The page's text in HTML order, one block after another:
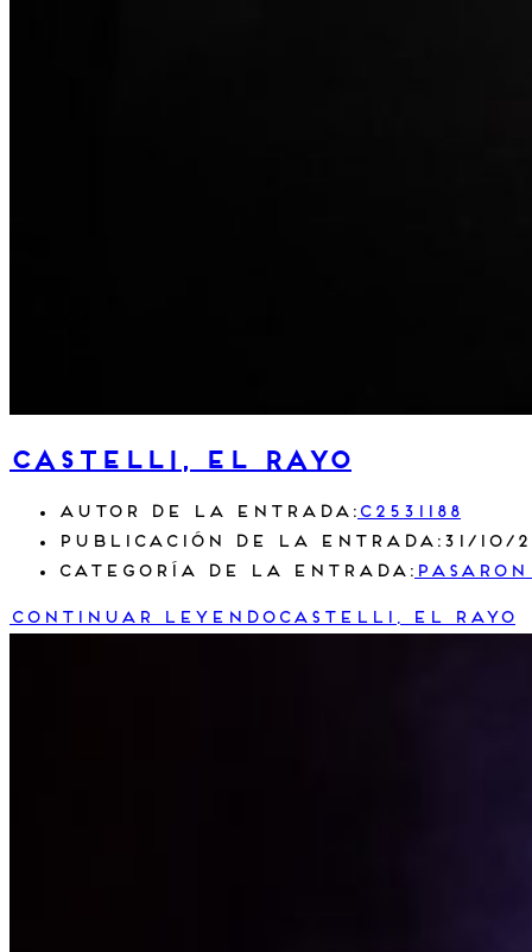
castelli, el rayo
Autor de la entrada: c2531188
Publicación de la entrada: 31/10/
Categoría de la entrada:
Continuar leyendo castelli, el rayo